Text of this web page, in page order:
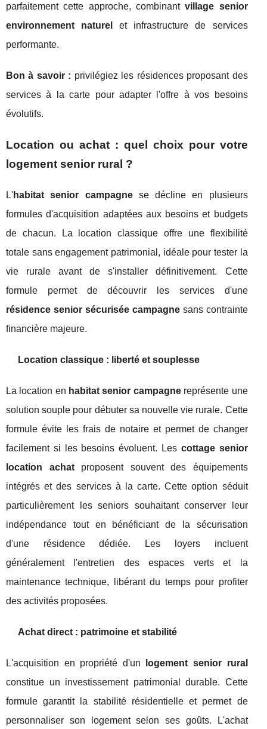
parfaitement cette approche, combinantvillage senior
environnement naturel
et infrastructure de services
performante.
Bon à savoir : privilégiez les résidences proposant des
services à la carte pour adapter l'offre à vos besoins
évolutifs.
Location ou achat : quel choix pour votre
logement senior rural ?
L'habitat senior campagnese décline en plusieurs
formules d'acquisition adaptées aux besoins et budgets
de chacun. La location classique offre une flexibilité
totale sans engagement patrimonial, idéale pour tester la
vie rurale avant de s'installer définitivement. Cette
formule permet de découvrir les services d'une
résidence senior sécurisée campagnesans contrainte
financière majeure.
Location classique : liberté et souplesse
La location en habitat senior campagnereprésente une
solution souple pour débuter sa nouvelle vie rurale. Cette
formule évite les frais de notaire et permet de changer
facilement si les besoins évoluent. Les cottage senior
location achatproposent souvent des équipements
intégrés et des services à la carte. Cette option séduit
particulièrement les seniors souhaitant conserver leur
indépendance tout en bénéficiant de la sécurisation
d'une résidence dédiée. Les loyers incluent
généralement l'entretien des espaces verts et la
maintenance technique, libérant du temps pour profiter
des activités proposées.
Achat direct : patrimoine et stabilité
L'acquisition en propriété d'un
logement senior rural
constitue un investissement patrimonial durable. Cette
formule garantit la stabilité résidentielle et permet de
personnaliser son logement selon ses goûts. L'achat